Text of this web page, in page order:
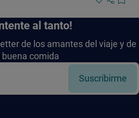
al tanto!
de los amantes del viaje y de
buena comida
Suscribirme